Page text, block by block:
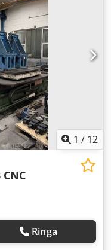
Dsdozlfl Topfx
1 / 12
Ringa